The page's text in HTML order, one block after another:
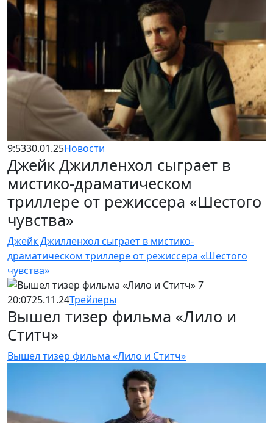
9:5330.01.25Новости
Джейк Джилленхол сыграет в
мистико-драматическом
триллере от режиссера «Шестого
чувства»
Джейк Джилленхол сыграет в мистико-
драматическом триллере от режиссера «Шестого
чувства»
20:0725.11.24Трейлеры
Вышел тизер фильма «Лило и
Ститч»
Вышел тизер фильма «Лило и Ститч»